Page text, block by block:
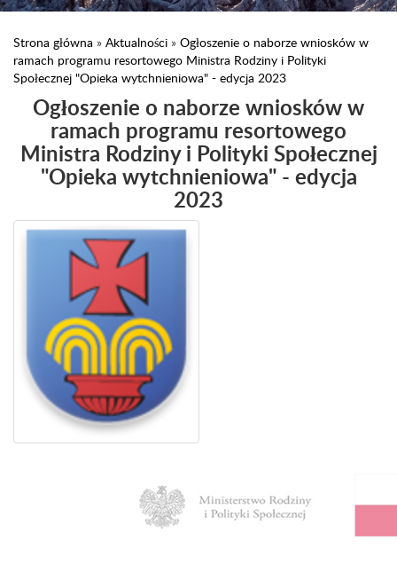
Strona główna » Aktualności » Ogłoszenie o naborze wniosków w
ramach programu resortowego Ministra Rodziny i Polityki
Społecznej "Opieka wytchnieniowa" - edycja 2023
Ogłoszenie o naborze wniosków w
ramach programu resortowego
Ministra Rodziny i Polityki Społecznej
"Opieka wytchnieniowa" - edycja
2023